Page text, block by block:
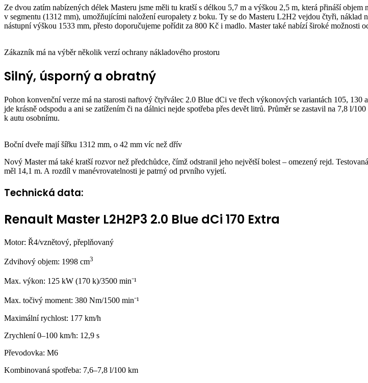
Ze dvou zatím nabízených délek Masteru jsme měli tu kratší s délkou 5,7 m a výškou 2,5 m, která přináší objem
v segmentu (1312 mm), umožňujícími naložení europalety z boku. Ty se do Masteru L2H2 vejdou čtyři,
nástupní výškou 1533 mm, přesto doporučujeme pořídit za 800 Kč i madlo. Master také nabízí široké možnosti
Zákazník má na výběr několik verzí ochrany nákladového prostoru
Silný, úsporný a obratný
Pohon konvenční verze má na starosti naftový čtyřválec 2.0 Blue dCi ve třech výkonových variantách 105,
jde krásně odspodu a ani se zatížením či na dálnici nejde spotřeba přes devět litrů. Průměr se zastavil na 7,8 l/
k autu osobnímu.
Boční dveře mají šířku 1312 mm, o 42 mm víc než dřív
Nový Master má také kratší rozvor než předchůdce, čímž odstranil jeho největší bolest – omezený rejd.
měl 14,1 m. A rozdíl v manévrovatelnosti je patrný od prvního vyjetí.
Technická data:
Renault Master L2H2P3 2.0 Blue dCi 170 Extra
Motor: Ř4/vznětový, přeplňovaný
Zdvihový objem: 1998 cm3
Max. výkon: 125 kW (170 k)/3500 min⁻¹
Max. točivý moment: 380 Nm/1500 min⁻¹
Maximální rychlost: 177 km/h
Zrychlení 0–100 km/h: 12,9 s
Převodovka: M6
Kombinovaná spotřeba: 7,6–7,8 l/100 km